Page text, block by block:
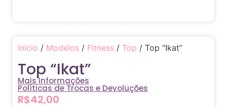
Início / Modelos / Fitness / Top / Top “Ikat”
Top “Ikat”
Mais Informações
Políticas de Trocas e Devoluções
R$42,00